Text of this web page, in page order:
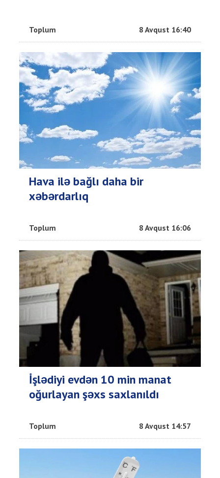
Toplum 8 Avqust 16:40
Hava ilə bağlı daha bir
xəbərdarlıq
Toplum 8 Avqust 16:06
İşlədiyi evdən 10 min manat
oğurlayan şəxs saxlanıldı
Toplum 8 Avqust 14:57